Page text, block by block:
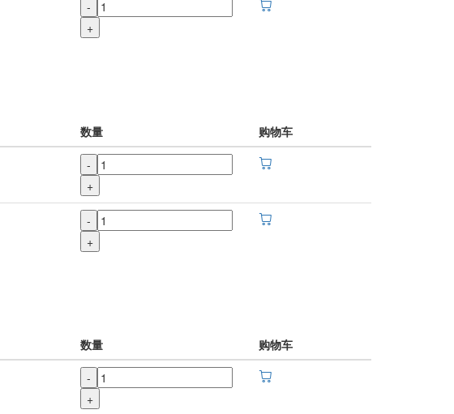
-
+
数量
购物车
-
+
-
+
数量
购物车
-
+